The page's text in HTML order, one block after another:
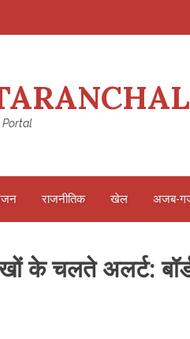
Portal
राजनीतिक खेल अजब-
के चलते अलर्ट: